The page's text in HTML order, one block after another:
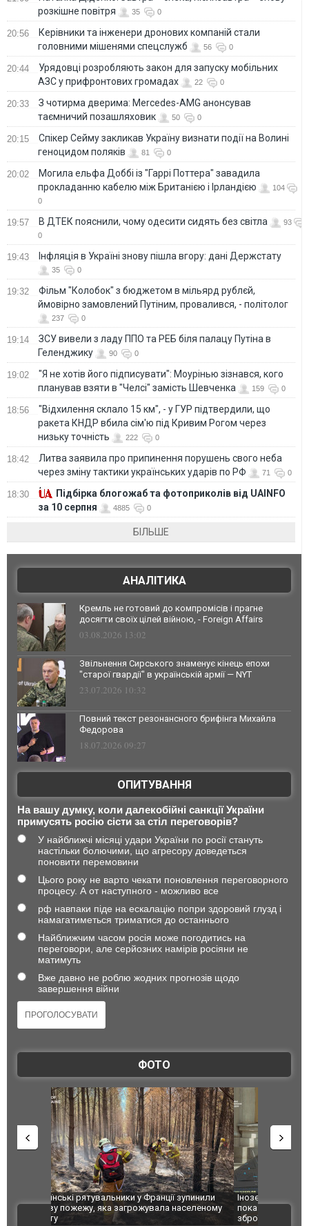
розкішне повітря
35 0
20:56
Керівники та інженери дронових компаній стали
головними мішенями спецслужб
56 0
20:44
Урядовці розробляють закон для запуску мобільних
АЗС у прифронтових громадах
22 0
20:33
З чотирма дверима: Mercedes-AMG анонсував
таємничий позашляховик
50 0
20:15
Спікер Сейму закликав Україну визнати події на Волині
геноцидом поляків
81 0
20:02
Могила ельфа Доббі із "Гаррі Поттера" завадила
прокладанню кабелю між Британією і Ірландією
104
0
19:57 В ДТЕК пояснили, чому одесити сидять без світла
93
0
19:43 Інфляція в Україні знову пішла вгору: дані Держстату
35 0
19:32
Фільм "Колобок" з бюджетом в мільярд рублєй,
ймовірно замовлений Путіним, провалився, - політолог
237 0
19:14
ЗСУ вивели з ладу ППО та РЕБ біля палацу Путіна в
Геленджику
90 0
19:02
"Я не хотів його підписувати": Моурінью зізнався, кого
планував взяти в "Челсі" замість Шевченка
159 0
18:56
"Відхилення склало 15 км", - у ГУР підтвердили, що
ракета КНДР вбила сім'ю під Кривим Рогом через
низьку точність
222 0
18:42
Литва заявила про припинення порушень свого неба
через зміну тактики українських ударів по РФ
71 0
18:30
Підбірка блогожаб та фотоприколів від UAINFO
за 10 серпня
4885 0
БІЛЬШЕ
АНАЛІТИКА
Кремль не готовий до компромісів і прагне
досягти своїх цілей війною, - Foreign Affairs
03.08.2026 13:02
Звільнення Сирського знаменує кінець епохи
"старої гвардії" в українській армії — NYT
23.07.2026 10:32
Повний текст резонансного брифінга Михайла
Федорова
18.07.2026 09:27
ОПИТУВАННЯ
На вашу думку, коли далекобійні санкції України
примусять росію сісти за стіл переговорів?
У найближчі місяці удари України по росії стануть
настільки болючими, що агресору доведеться
поновити перемовини
Цього року не варто чекати поновлення переговорного
процесу. А от наступного - можливо все
рф навпаки піде на ескалацію попри здоровий глузд і
намагатиметься триматися до останнього
Найближчим часом росія може погодитись на
переговори, але серйозних намірів росіяни не
матимуть
Вже давно не роблю жодних прогнозів щодо
завершення війни
ФОТО
Іноземні технології вбивають українців: ГУР
показало дипломатам західні компоненти у
зброї агресора. ФОТО
Росіяни
ВІДЕО